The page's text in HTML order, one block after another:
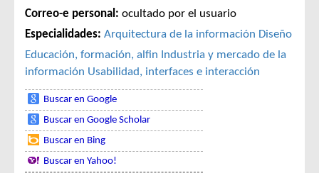
Correo-e personal: ocultado por el usuario
Especialidades: Arquitectura de la información Diseño
Educación, formación, alfin Industria y mercado de la
información Usabilidad, interfaces e interacción
Buscar en Google
Buscar en Google Scholar
Buscar en Bing
Buscar en Yahoo!